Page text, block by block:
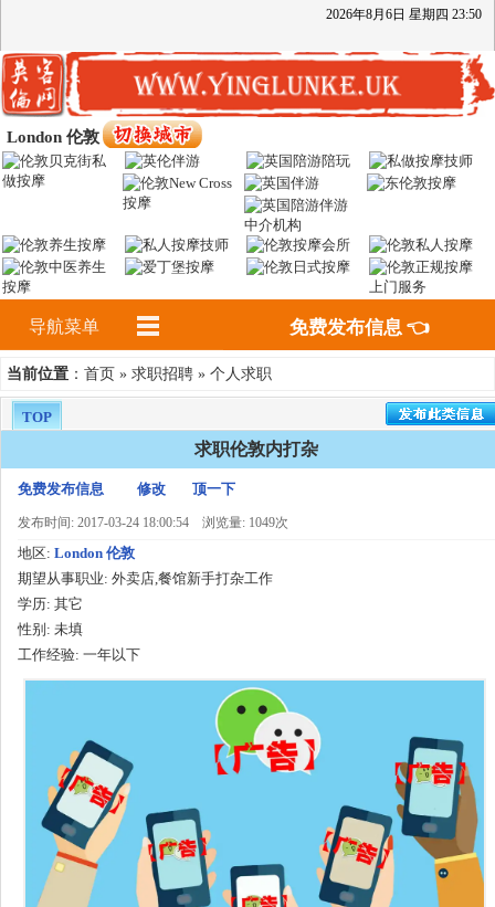
2026年8月 6日 星期四 23:50
London 伦敦
导航菜单 免费发布信息 👈
当前位置 ： 首页 » 求职招聘 » 个人求职
TOP
求职伦敦内打杂
免费发布信息 修改 顶一下
发布时间: 2017-03-24 18:00:54 浏览量: 1049次
地区: London 伦敦
期望从事职业: 外卖店,餐馆新手打杂工作
学历: 其它
性别: 未填
工作经验: 一年以下